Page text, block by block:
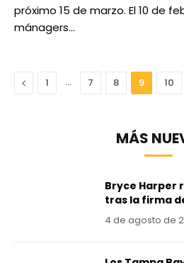
próximo 15 de marzo. El 10 de
mánagers…
Anterior
1 … 7 8 9 10
MÁS
Bryce Harper
tras la firma
4 de agosto de